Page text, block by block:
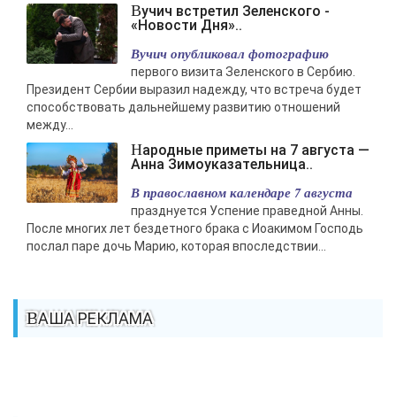
Вучич встретил Зеленского -
«Новости Дня»..
Вучич опубликовал фотографию
первого визита Зеленского в Сербию.
Президент Сербии выразил надежду, что встреча будет
способствовать дальнейшему развитию отношений
между...
Народные приметы на 7 августа —
Анна Зимоуказательница..
В православном календаре 7 августа
празднуется Успение праведной Анны.
После многих лет бездетного брака с Иоакимом Господь
послал паре дочь Марию, которая впоследствии...
ВАША РЕКЛАМА